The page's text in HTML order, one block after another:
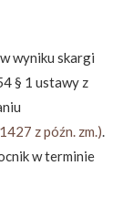
wyniku skargi
§ 1 ustawy z
z późn. zm.).
w terminie